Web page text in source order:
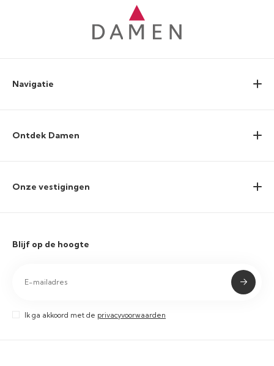
Navigatie
Ontdek Damen
Onze vestigingen
Blijf op de hoogte
Ik ga akkoord met de privacyvoorwaarden